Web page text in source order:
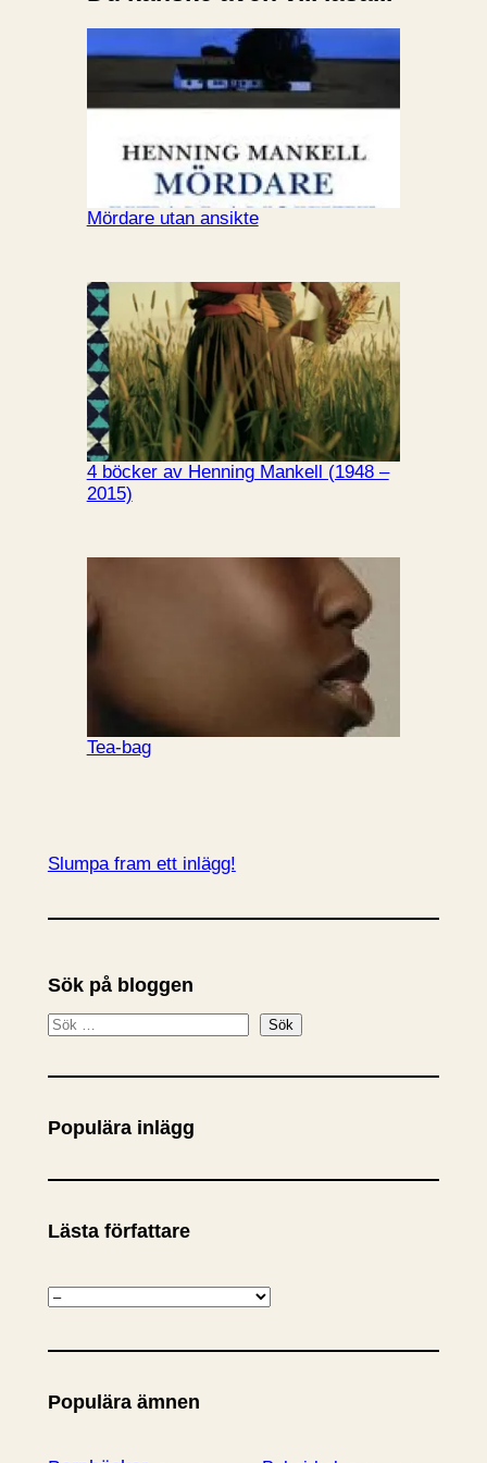
Mördare utan ansikte
4 böcker av Henning Mankell (1948 –
2015)
Tea-bag
Slumpa fram ett inlägg!
Sök på bloggen
S
k
Sök
Populära inlägg
Lästa författare
K
t
g
Populära ämnen